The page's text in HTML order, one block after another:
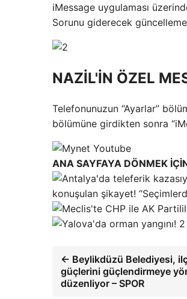
iMessage uygulaması
Sorunu giderecek
NAZİL'İN ÖZEL
Telefonunuzun “Ayarlar”
bölümüne girdikten sonra
ANA SAYFAYA DÖNMEK
konuşulan şikayet!
← Beylikdüzü Belediyesi,
güçlerini güçlendirmeye
düzenliyor – SPOR